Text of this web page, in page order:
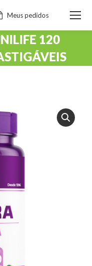
Meus pedidos
120